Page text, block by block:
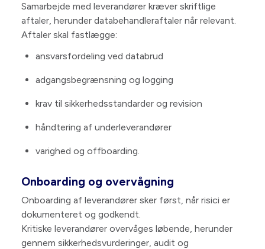
Samarbejde med leverandører kræver skriftlige
aftaler, herunder databehandleraftaler når relevant.
Aftaler skal fastlægge:
ansvarsfordeling ved databrud
adgangsbegrænsning og logging
krav til sikkerhedsstandarder og revision
håndtering af underleverandører
varighed og offboarding.
Onboarding og overvågning
Onboarding af leverandører sker først, når risici er
dokumenteret og godkendt.
Kritiske leverandører overvåges løbende, herunder
gennem sikkerhedsvurderinger, audit og